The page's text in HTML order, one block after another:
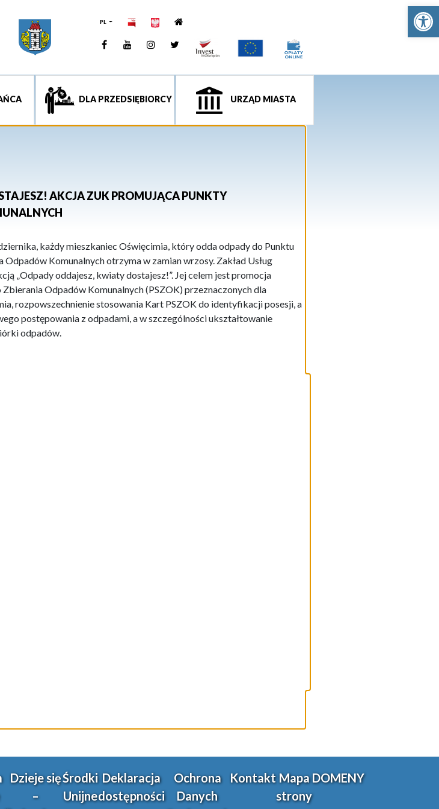
PL
FacebookYouTUbeInstagramTwitter
DLA PRZEDSIĘBIORCY URZĄD MIASTA
AKCJA ZUK PROMUJĄCA PUNKTY
każdy mieszkaniec Oświęcimia, który odda odpady do Punktu
Komunalnych otrzyma w zamian wrzosy. Zakład Usług
„Odpady oddajesz, kwiaty dostajesz!”. Jej celem jest promocja
Odpadów Komunalnych (PSZOK) przeznaczonych dla
rozpowszechnienie stosowania Kart PSZOK do identyfikacji posesji, a
postępowania z odpadami, a w szczególności ukształtowanie
odpadów.
Dzieje się
–
Środki
Unijne
Deklaracja
dostępności
Ochrona
Danych
Kontakt Mapa
strony
DOMENY